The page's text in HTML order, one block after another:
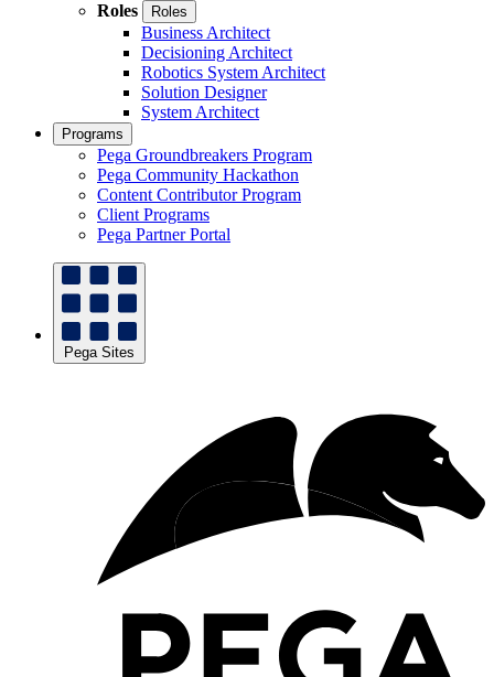
Roles
Roles
Business Architect
Decisioning Architect
Robotics System Architect
Solution Designer
System Architect
Programs
Pega Groundbreakers Program
Pega Community Hackathon
Content Contributor Program
Client Programs
Pega Partner Portal
Pega Sites